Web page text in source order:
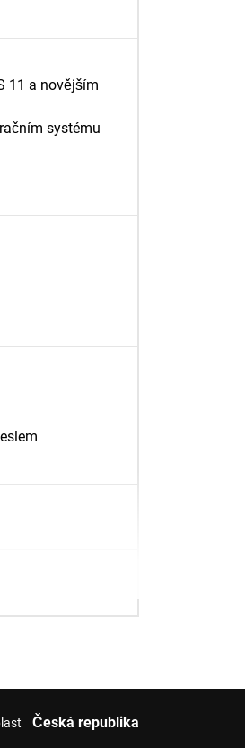
11 a novějším
systému
Česká republika